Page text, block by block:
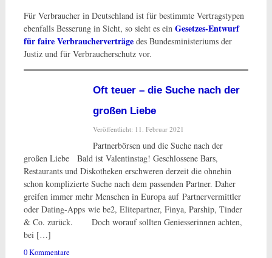
Für Verbraucher in Deutschland ist für bestimmte Vertragstypen
ebenfalls Besserung in Sicht, so sieht es ein Gesetzes-Entwurf
für faire Verbraucherverträgedes Bundesministeriums der
Justiz und für Verbraucherschutz vor.
Oft teuer – die Suche nach der
großen Liebe
Veröffentlicht: 11. Februar 2021
Partnerbörsen und die Suche nach der
großen Liebe Bald ist Valentinstag! Geschlossene Bars,
Restaurants und Diskotheken erschweren derzeit die ohnehin
schon komplizierte Suche nach dem passenden Partner. Daher
greifen immer mehr Menschen in Europa auf Partnervermittler
oder Dating-Apps wie be2, Elitepartner, Finya, Parship, Tinder
& Co. zurück. Doch worauf sollten Geniesserinnen achten,
bei […]
0 Kommentare